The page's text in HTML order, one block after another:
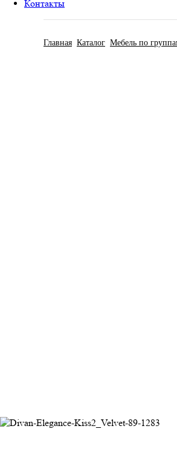
Контакты
Главная Каталог Мебель по